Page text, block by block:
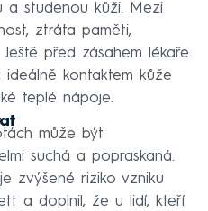
a studenou kůži. Mezi
ztráta paměti,
před zásahem lékaře
kontaktem kůže
teplé nápoje.
může být
suchá a popraskaná.
zvýšené riziko vzniku
a doplnil, že u lidí, kteří